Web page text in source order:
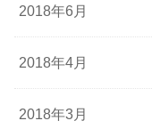
2018年6月
2018年4月
2018年3月